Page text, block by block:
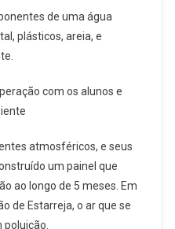
de uma água
plásticos, areia, e
com os alunos e
atmosféricos, e seus
um painel que
ao longo de 5 meses. Em
de Estarreja, o ar que se